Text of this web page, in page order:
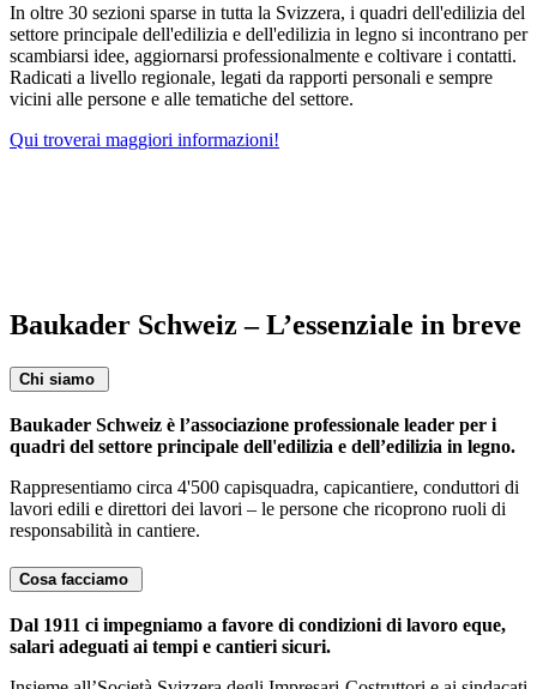
In oltre 30 sezioni sparse in tutta la Svizzera, i quadri dell'edilizia del
settore principale dell'edilizia e dell'edilizia in legno si incontrano per
scambiarsi idee, aggiornarsi professionalmente e coltivare i contatti.
Radicati a livello regionale, legati da rapporti personali e sempre
vicini alle persone e alle tematiche del settore.
Qui troverai maggiori informazioni!
Baukader Schweiz – L’essenziale in breve
Chi siamo
Baukader Schweiz è l’associazione professionale leader per i
quadri del settore principale dell'edilizia e dell’edilizia in legno.
Rappresentiamo circa 4'500 capisquadra, capicantiere, conduttori di
lavori edili e direttori dei lavori – le persone che ricoprono ruoli di
responsabilità in cantiere.
Cosa facciamo
Dal 1911 ci impegniamo a favore di condizioni di lavoro eque,
salari adeguati ai tempi e cantieri sicuri.